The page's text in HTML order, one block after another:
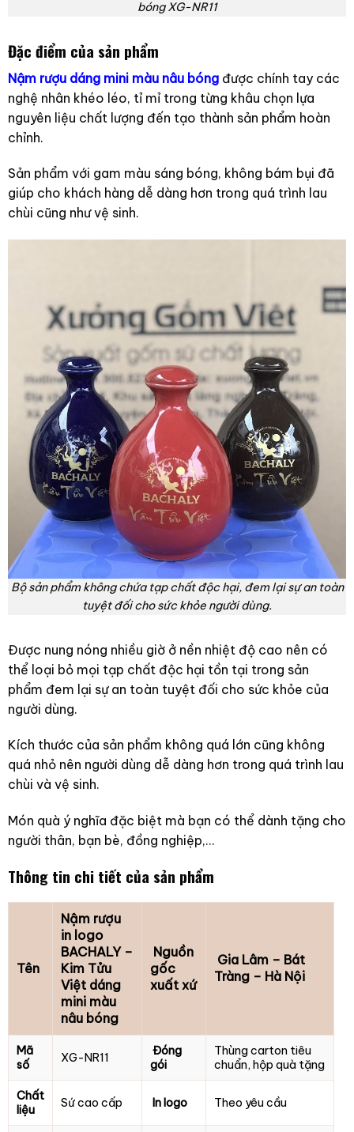
bóng XG-NR11
Đặc điểm của sản phẩm
Nậm rượu dáng mini màu nâu bóngđược chính tay các
nghệ nhân khéo léo, tỉ mỉ trong từng khâu chọn lựa
nguyên liệu chất lượng đến tạo thành sản phẩm hoàn
chỉnh.
Sản phẩm với gam màu sáng bóng, không bám bụi đã
giúp cho khách hàng dễ dàng hơn trong quá trình lau
chùi cũng như vệ sinh.
Bộ sản phẩm không chứa tạp chất độc hại, đem lại sự an toàn
tuyệt đối cho sức khỏe người dùng.
Được nung nóng nhiều giờ ở nền nhiệt độ cao nên có
thể loại bỏ mọi tạp chất độc hại tồn tại trong sản
phẩm đem lại sự an toàn tuyệt đối cho sức khỏe của
người dùng.
Kích thước của sản phẩm không quá lớn cũng không
quá nhỏ nên người dùng dễ dàng hơn trong quá trình lau
chùi và vệ sinh.
Món quà ý nghĩa đặc biệt mà bạn có thể dành tặng cho
người thân, bạn bè, đồng nghiệp,…
Thông tin chi tiết của sản phẩm
Tên
Nậm rượu
in logo
BACHALY –
Kim Tửu
Việt dáng
mini màu
nâu bóng
Nguồn
gốc
xuất xứ
Gia Lâm – Bát
Tràng – Hà Nội
Mã
số
XG-NR11
Đóng
gói
Thùng carton tiêu
chuẩn, hộp quà tặng
Chất
liệu
Sứ cao cấp In logo Theo yêu cầu